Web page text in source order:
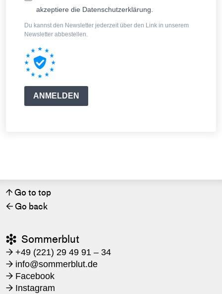
akzeptiere die Datenschutzerklärung.
Du kannst den Newsletter jederzeit über den Link in unserem
Newsletter abbestellen.
ANMELDEN
↑ Go to top
← Go back
 Sommerblut
→ +49 (221) 29 49 91 – 34
→ ​info@sommerblut.de
→ Facebook
→ Instagram